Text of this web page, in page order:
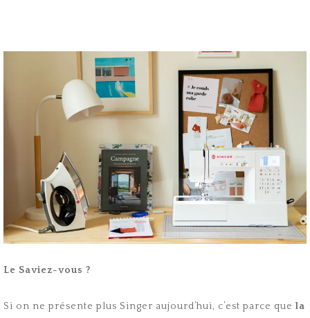
Le Saviez-vous ?
Si on ne présente plus Singer aujourd’hui, c’est parce que la